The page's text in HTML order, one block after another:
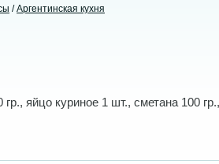
/Аргентинская кухня
яйцо куриное 1 шт., сметана 100